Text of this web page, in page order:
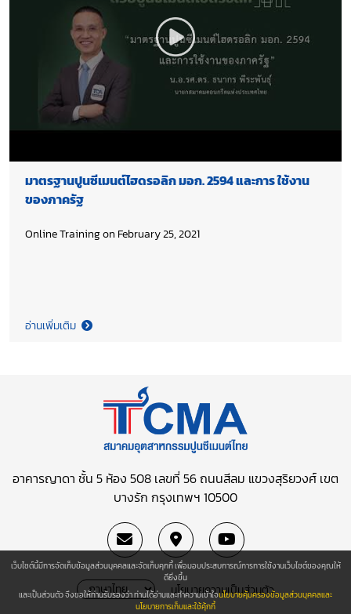
มาตรฐานปูนซีเมนต์ไฮดรอลิก มอก. 2594 และการ ใช้งาน
ของภาครัฐ
Online Training on February 25, 2021
อ่านเพิ่มเติม
อาคารญาดา ชั้น 5 ห้อง 508 เลขที่ 56 ถนนสีลม แขวงสุริยวงศ์ เขต
บางรัก กรุงเทพฯ 10500
นโยบายความเป็นส่วนตัว
เว็บไซต์นี้มีการจัดเก็บข้อมูลส่วนบุคคลและจัดเก็บคุกกี้ เพื่อมอบประสบการณ์การการใช้งานเว็บไซต์ของคุณให้
ดียิ่งขึ้น
และเป็นส่วนตัว จึงขอให้ท่านรับรองว่า ท่านได้อ่านและทำความเข้าใจนโยบายคุ้มครองข้อมูลส่วนบุคคลและ
นโยบายการเก็บและใช้คุ้กกี้